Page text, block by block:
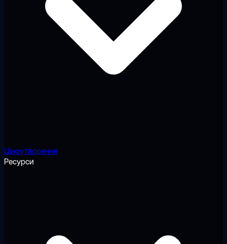
Ціноутворення
Ресурси